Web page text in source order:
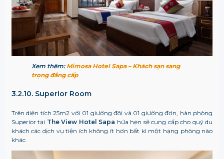
Xem thêm: Mimosa Hotel Sapa – Khách sạn sang
trọng đẳng cấp
3.2.10. Superior Room
Trên diện tích 25m2 với 01 giường đôi và 01 giường đơn, hàn phòng
Superior tại The View Hotel Sapa hứa hẹn sẽ cung cấp cho quý du
khách các dịch vụ tiện ích không ít hơn bất kì một hạng phòng nào
khác.